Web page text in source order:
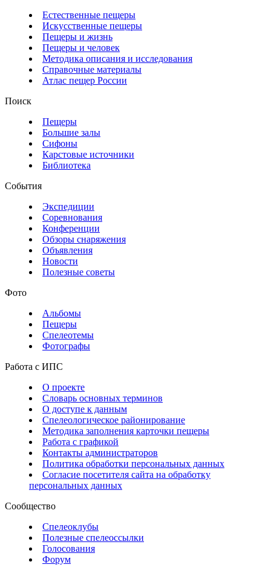
Естественные пещеры
Искусственные пещеры
Пещеры и жизнь
Пещеры и человек
Методика описания и исследования
Справочные материалы
Атлас пещер России
Поиск
Пещеры
Большие залы
Сифоны
Карстовые источники
Библиотека
События
Экспедиции
Соревнования
Конференции
Обзоры снаряжения
Объявления
Новости
Полезные советы
Фото
Альбомы
Пещеры
Спелеотемы
Фотографы
Работа с ИПС
О проекте
Словарь основных терминов
О доступе к данным
Спелеологическое районирование
Методика заполнения карточки пещеры
Работа с графикой
Контакты администраторов
Политика обработки персональных данных
Согласие посетителя сайта на обработку
персональных данных
Сообщество
Спелеоклубы
Полезные спелеоссылки
Голосования
Форум